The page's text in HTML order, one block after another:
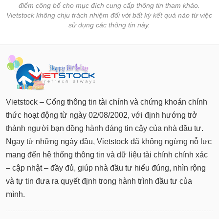
điểm công bố cho mục đích cung cấp thông tin tham khảo.
Vietstock không chịu trách nhiệm đối với bất kỳ kết quả nào từ việc
sử dụng các thông tin này.
Vietstock – Cổng thông tin tài chính và chứng khoán chính
thức hoạt động từ ngày 02/08/2002, với định hướng trở
thành người bạn đồng hành đáng tin cậy của nhà đầu tư.
Ngay từ những ngày đầu, Vietstock đã không ngừng nỗ lực
mang đến hệ thống thông tin và dữ liệu tài chính chính xác
– cập nhật – đầy đủ, giúp nhà đầu tư hiểu đúng, nhìn rộng
và tự tin đưa ra quyết định trong hành trình đầu tư của
mình.